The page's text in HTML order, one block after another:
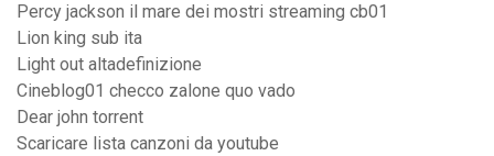
Percy jackson il mare dei mostri streaming cb01
Lion king sub ita
Light out altadefinizione
Cineblog01 checco zalone quo vado
Dear john torrent
Scaricare lista canzoni da youtube